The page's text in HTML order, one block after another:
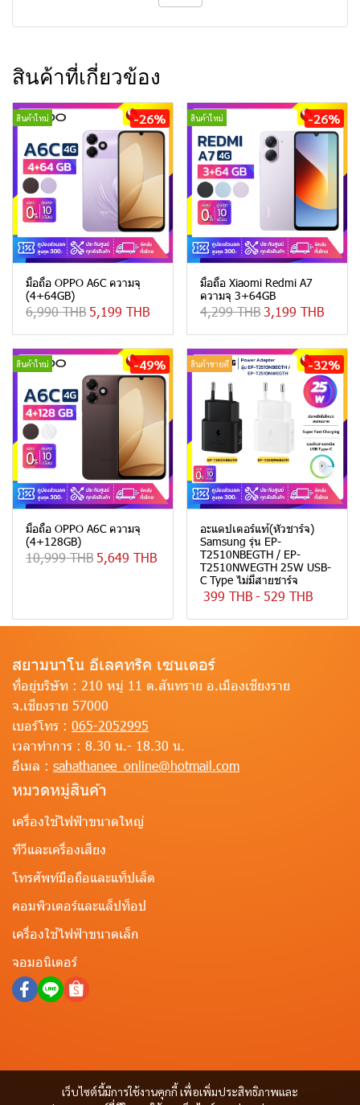
สินค้าที่เกี่ยวข้อง
สินค้าใหม่ -26%
มือถือ OPPO A6C ความจุ
(4+64GB)
6,990 THB 5,199 THB
สินค้าใหม่ -26%
มือถือ Xiaomi Redmi A7
ความจุ 3+64GB
4,299 THB3,199 THB
สินค้าใหม่ -49%
มือถือ OPPO A6C ความจุ
(4+128GB)
10,999 THB 5,649 THB
สินค้าขายดี -32%
อะแดปเตอร์แท้(หัวชาร์จ)
Samsung รุ่น EP-
T2510NBEGTH / EP-
T2510NWEGTH 25W USB-
C Type ไม่มีสายชาร์จ
399 THB- 529 THB
เว็บไซต์นี้มีการใช้งานคุกกี้ เพื่อเพิ่มประสิทธิภาพและ
สยามนาโน อีเลคทริค เซนเตอร์
ที่อยู่บริษัท : 210 หมู่ 11 ต.สันทราย อ.เมืองเชียงราย
จ.เชียงราย 57000
เบอร์โทร : 065-2052995
เวลาทำการ : 8.30 น.- 18.30 น.
อีเมล : sahathanee_online@hotmail.com
หมวดหมู่สินค้า
เครื่องใช้ไฟฟ้าขนาดใหญ่
ทีวีและเครื่องเสียง
โทรศัพท์มือถือและแท็ปเล็ต
คอมพิวเตอร์และแล็ปท็อป
เครื่องใช้ไฟฟ้าขนาดเล็ก
จอมอนิเตอร์